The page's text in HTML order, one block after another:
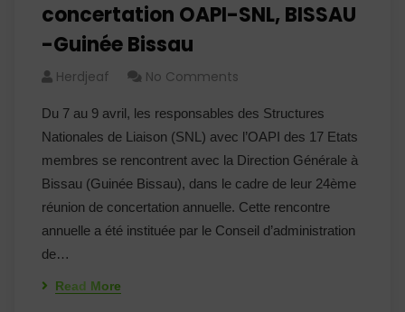
concertation OAPI-SNL, BISSAU
-Guinée Bissau
Herdjeaf No Comments
Du 7 au 9 avril, les responsables des Structures
Nationales de Liaison (SNL) avec l’OAPI des 17 Etats
membres se rencontrent avec la Direction Générale à
Bissau (Guinée Bissau), dans le cadre de leur 24ème
réunion de concertation annuelle. Cette rencontre
annuelle a été instituée par le Conseil d’administration
de…
Read More